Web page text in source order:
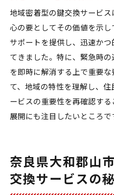
地域密着型の鍵交換サービ
心の要としてその価値を示
サポートを提供し、迅速か
てきました。特に、緊急時
を即時に解消する上で重要
て、地域の特性を理解し、
ービスの重要性を再確認す
展開にも注目したいところで
奈良県大和郡山
交換サービスの